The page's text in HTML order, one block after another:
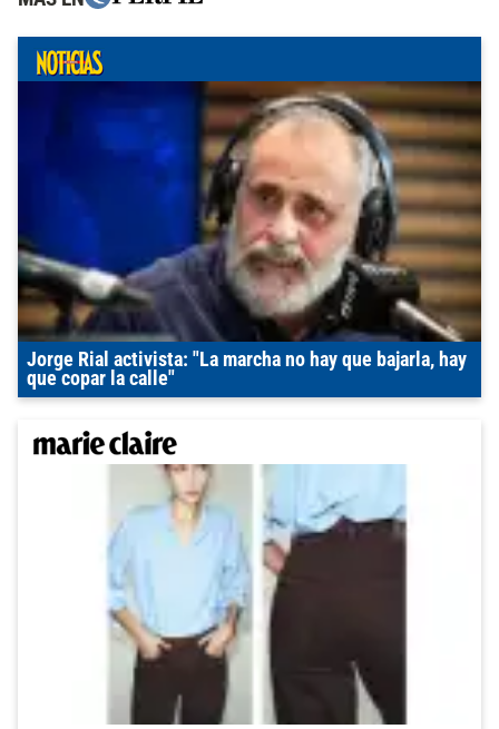
Jorge Rial activista: "La marcha no hay que bajarla, hay
que copar la calle"